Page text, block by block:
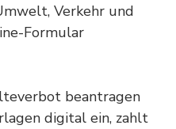
Verkehr und
Formular
beantragen
digital ein, zahlt